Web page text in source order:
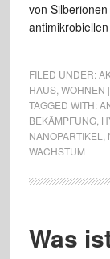
von
FILED UNDER:
HAUS, WOHNEN
TAGGED WITH:
BEKÄMPFUNG,
NANOPARTIKEL
WACHSTUM
Was